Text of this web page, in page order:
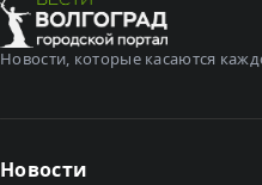
Новости, которые касаются
Новости